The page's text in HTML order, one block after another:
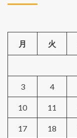
月 火
3 4
10 11
17 18